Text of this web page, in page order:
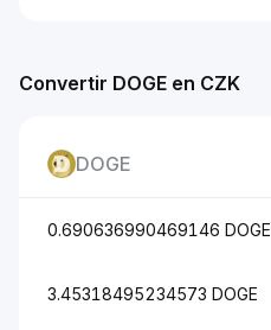
Convertir DOGE en CZK
DOGE
0.690636990469146 DOGE
3.45318495234573 DOGE